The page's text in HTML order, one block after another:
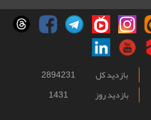
بازدید کل
2894231
بازدید روز 1431